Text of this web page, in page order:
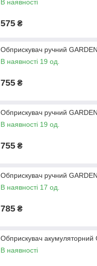
В наявності
575 ₴
Обприскувач ручний
В наявності 19 од.
755 ₴
Обприскувач ручний
В наявності 19 од.
755 ₴
Обприскувач ручний
В наявності 17 од.
785 ₴
Обприскувач акумуляторний
В наявності